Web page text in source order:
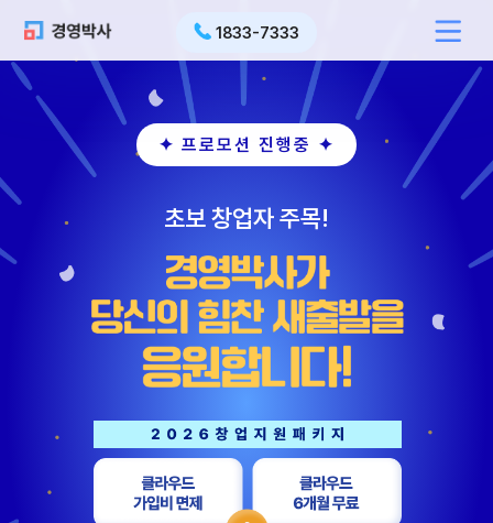
1833-7333
✦ 프로모션 진행중 ✦
초보 창업자 주목!